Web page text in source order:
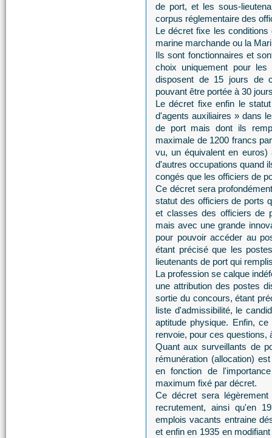
de port, et les sous-
corpus réglementaire des
Le décret fixe les
marine marchande ou la
Ils sont fonctionnaires et
choix uniquement pour
disposent de 15 jours de
pouvant être portée à 30
Le décret fixe enfin le
d'agents auxiliaires » dans
de port mais dont ils
maximale de 1200 francs
vu, un équivalent en
d'autres occupations quand
congés que les officiers de
Ce décret sera
statut des officiers de ports
et classes des officiers de
mais avec une grande
pour pouvoir accéder au
étant précisé que les
lieutenants de port qui
La profession se calque
une attribution des postes
sortie du concours, étant
liste d'admissibilité, le
aptitude physique. Enfin,
renvoie, pour ces questions,
Quant aux surveillants de
rémunération (allocation)
en fonction de
maximum fixé par décret.
Ce décret sera
recrutement, ainsi qu'en
emplois vacants entraine
et enfin en 1935 en